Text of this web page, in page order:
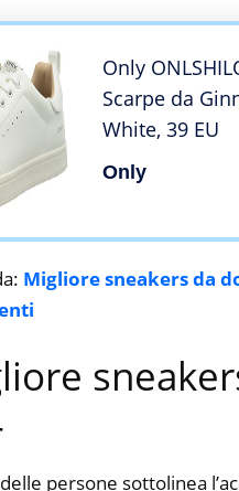
Only
Scarpe da
White, 39 EU
Only
Migliore sneakers da
persone sottolinea